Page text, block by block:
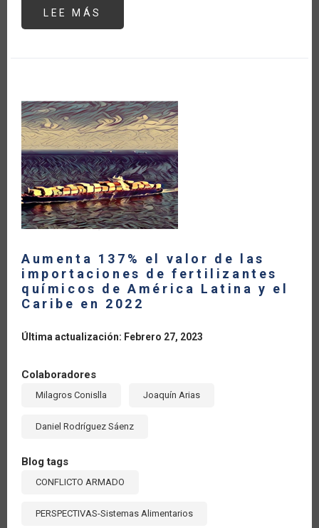
LEE MÁS
RED
PARA
PROMOVER
ACCIONES
FRENTE
A
FUSARIUM
OXYSPORUM
(FOC
R4T)
Aumenta 137% el valor de las
importaciones de fertilizantes
químicos de América Latina y el
Caribe en 2022
Última actualización: Febrero 27, 2023
Colaboradores
Milagros Conislla Joaquín Arias
Daniel Rodríguez Sáenz
Blog tags
CONFLICTO ARMADO
PERSPECTIVAS-Sistemas Alimentarios